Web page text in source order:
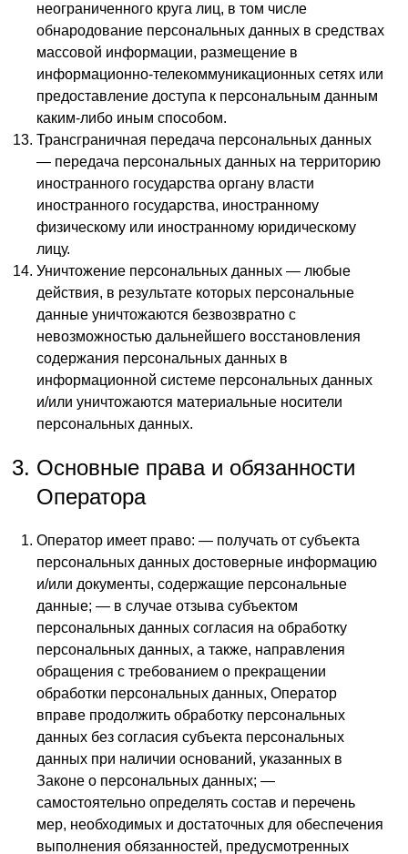
неограниченного круга лиц, в том числе
обнародование персональных данных в средствах
массовой информации, размещение в
информационно-телекоммуникационных сетях или
предоставление доступа к персональным данным
каким-либо иным способом.
Трансграничная передача персональных данных
— передача персональных данных на территорию
иностранного государства органу власти
иностранного государства, иностранному
физическому или иностранному юридическому
лицу.
Уничтожение персональных данных — любые
действия, в результате которых персональные
данные уничтожаются безвозвратно с
невозможностью дальнейшего восстановления
содержания персональных данных в
информационной системе персональных данных
и/или уничтожаются материальные носители
персональных данных.
Основные права и обязанности
Оператора
Оператор имеет право: — получать от субъекта
персональных данных достоверные информацию
и/или документы, содержащие персональные
данные; — в случае отзыва субъектом
персональных данных согласия на обработку
персональных данных, а также, направления
обращения с требованием о прекращении
обработки персональных данных, Оператор
вправе продолжить обработку персональных
данных без согласия субъекта персональных
данных при наличии оснований, указанных в
Законе о персональных данных; —
самостоятельно определять состав и перечень
мер, необходимых и достаточных для обеспечения
выполнения обязанностей, предусмотренных